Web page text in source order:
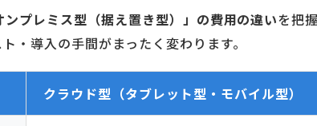
ンプレミス型（据え置き型）」の費用の違いを把
・導入の手間がまったく変わります。
クラウド型（タブレット型・モバイル型）